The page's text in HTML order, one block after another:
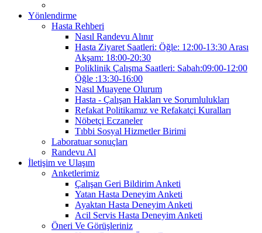
Yönlendirme
Hasta Rehberi
Nasıl Randevu Alınır
Hasta Ziyaret Saatleri: Öğle: 12:00-13:30 Arası
Akşam: 18:00-20:30
Poliklinik Çalışma Saatleri: Sabah:09:00-12:00
Öğle :13:30-16:00
Nasıl Muayene Olurum
Hasta - Çalışan Hakları ve Sorumlulukları
Refakat Politikamız ve Refakatçi Kuralları
Nöbetçi Eczaneler
Tıbbi Sosyal Hizmetler Birimi
Laboratuar sonuçları
Randevu Al
İletişim ve Ulaşım
Anketlerimiz
Çalışan Geri Bildirim Anketi
Yatan Hasta Deneyim Anketi
Ayaktan Hasta Deneyim Anketi
Acil Servis Hasta Deneyim Anketi
Öneri Ve Görüşleriniz